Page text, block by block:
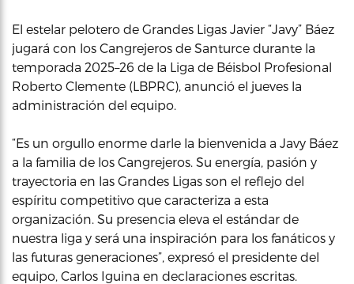
El estelar pelotero de Grandes Ligas Javier “Javy” Báez
jugará con los Cangrejeros de Santurce durante la
temporada 2025–26 de la Liga de Béisbol Profesional
Roberto Clemente (LBPRC), anunció el jueves la
administración del equipo.
“Es un orgullo enorme darle la bienvenida a Javy Báez
a la familia de los Cangrejeros. Su energía, pasión y
trayectoria en las Grandes Ligas son el reflejo del
espíritu competitivo que caracteriza a esta
organización. Su presencia eleva el estándar de
nuestra liga y será una inspiración para los fanáticos y
las futuras generaciones”, expresó el presidente del
equipo, Carlos Iguina en declaraciones escritas.